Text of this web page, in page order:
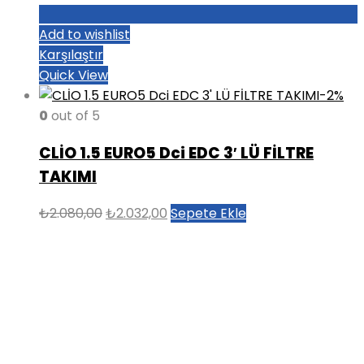
Add to wishlist
Karşılaştır
Quick View
-2%
0 out of 5
CLİO 1.5 EURO5 Dci EDC 3′ LÜ FİLTRE
TAKIMI
₺2.080,00Orijinal
₺2.032,00 Şu
Sepete Ekle